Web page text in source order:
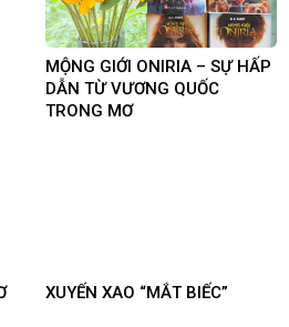
MỘNG GIỚI ONIRIA – SỰ HẤP
DẪN TỪ VƯƠNG QUỐC
TRONG MƠ
XUYẾN XAO “MẮT BIẾC”